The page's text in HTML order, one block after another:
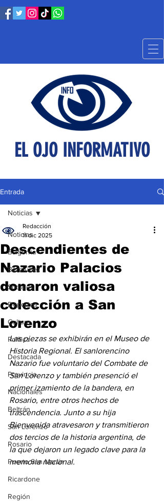
EL OJO INFORMATIVO
Entrada
Noticias
Baigorria
Bermúdez
Sociales
Deportes
Cultura
Política
Destacada
Provincia
Nacionales
Beltrán
San Lorenzo
Rosario
Puerto San Martín
Ricardone
Región
Noticias
Descendientes de
Nazario Palacios
donaron valiosa
colección a San
Lorenzo
Redacción
11 dic 2025
Las piezas se exhibirán en el Museo de
Historia Regional. El sanlorencino
Nazario fue voluntario del Combate de
San Lorenzo y también presenció el
primer izamiento de la bandera, en
Rosario, entre otros hechos de
trascendencia. Junto a su hija
Bienvenida atravesaron y transmitieron
dos tercios de la historia argentina, de
la que dejaron un legado clave para la
memoria nacional.